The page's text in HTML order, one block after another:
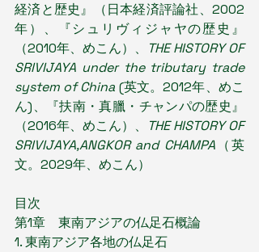
経済と歴史』（日本経済評論社、2002
年）、『シュリヴィジャヤの歴史』
（2010年、めこん）、
THE HISTORY OF
SRIVIJAYA under the tributary trade
system of China (英文。2012年、めこ
ん)、『扶南・真臘・チャンパの歴史』
（2016年、めこん）、
THE HISTORY OF
SRIVIJAYA,ANGKOR and CHAMPA（英
文。2029年、めこん）
目次
第1章　東南アジアの仏足石概論
1. 東南アジア各地の仏足石